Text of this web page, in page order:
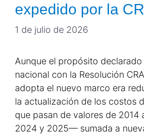
expedido por la
1 de julio de 2026
Aunque el propósito
nacional con la Resolución
adopta el nuevo marco era
la actualización de los costos
que pasan de valores de 2014
2024 y 2025— sumada a